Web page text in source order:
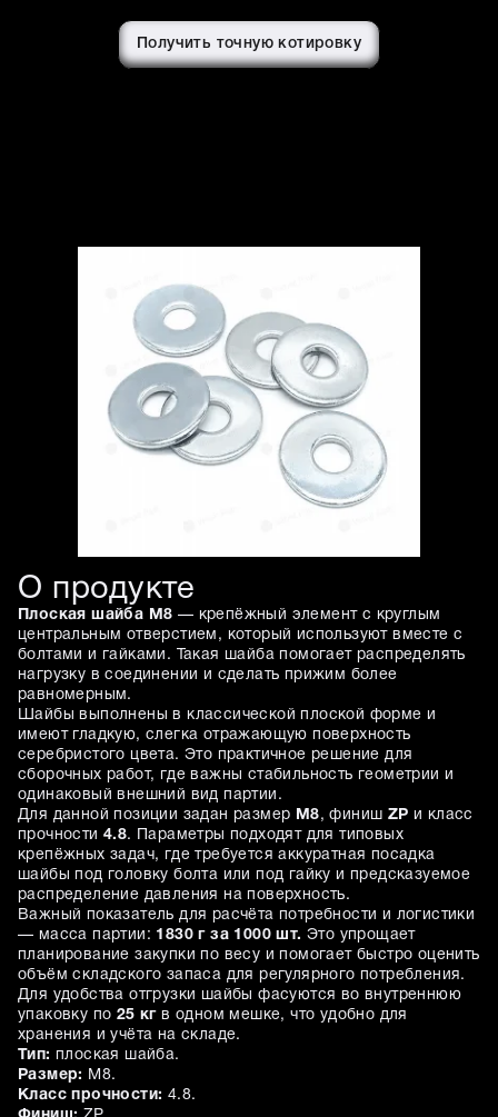
Получить точную котировку
О продукте
Плоская шайба M8 — крепёжный элемент с круглым
центральным отверстием, который используют вместе с
болтами и гайками. Такая шайба помогает распределять
нагрузку в соединении и сделать прижим более
равномерным.
Шайбы выполнены в классической плоской форме и
имеют гладкую, слегка отражающую поверхность
серебристого цвета. Это практичное решение для
сборочных работ, где важны стабильность геометрии и
одинаковый внешний вид партии.
Для данной позиции задан размер
M8, финиш ZP и класс
прочности4.8. Параметры подходят для типовых
крепёжных задач, где требуется аккуратная посадка
шайбы под головку болта или под гайку и предсказуемое
распределение давления на поверхность.
Важный показатель для расчёта потребности и логистики
— масса партии: 1830 г за 1000 шт. Это упрощает
планирование закупки по весу и помогает быстро оценить
объём складского запаса для регулярного потребления.
Для удобства отгрузки шайбы фасуются во внутреннюю
упаковку по 25 кгв одном мешке, что удобно для
хранения и учёта на складе.
Тип:
плоская шайба.
Размер:
M8.
Класс прочности: 4.8.